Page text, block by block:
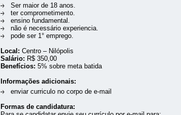
Ser maior de 18 anos.
ter comprometimento.
ensino fundamental.
não é necessário experiencia.
pode ser 1° emprego.
Local: Centro – Nilópolis
Salário: R$ 350,00
Benefícios: 5% sobre meta batida
Informações adicionais:
enviar curriculo no corpo de e-mail
Formas de candidatura: